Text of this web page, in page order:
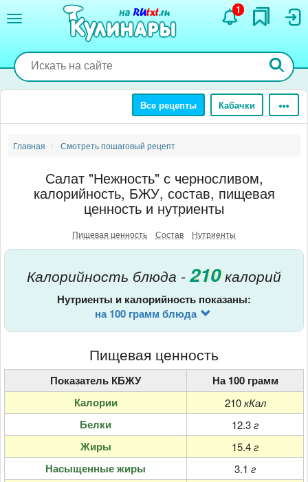
содержанию
1
Все рецепты Кабачки
Главная Смотреть пошаговый рецепт
Салат "Нежность" с черносливом,
калорийность, БЖУ, состав, пищевая
ценность и нутриенты
Пищевая ценность Состав Нутриенты
Калорийность блюда -210 калорий
Нутриенты и калорийность показаны:
на 100 грамм блюда
Пищевая ценность
Показатель КБЖУ
На 100 грамм
Калории
210 кКал
Белки 12.3г
Жиры 15.4г
Насыщенные жиры 3.1 г